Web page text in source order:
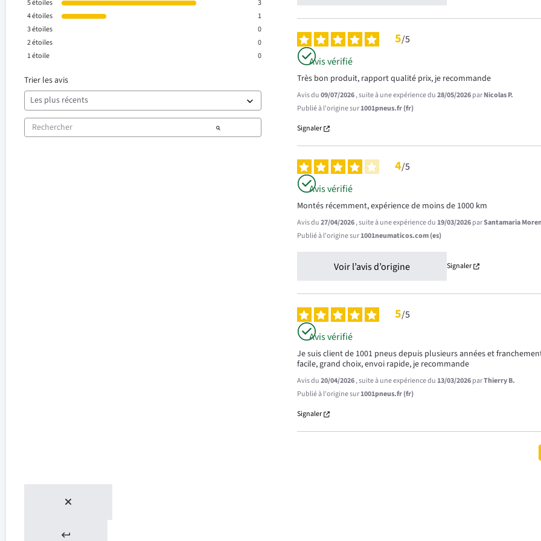
5étoiles
3
4étoiles
1
3étoiles
0
2étoiles
0
1étoile 0
Trier les avis
5/5
Avis vérifié
Très bon produit, rapport qualité prix, je recommande
Avis du09/07/2026, suite à une expérience du28/05/2026parNicolas P.
Publié à l'origine sur1001pneus.fr (fr)
Signaler
4/5
Avis vérifié
Montés récemment, expérience de moins de 1000 km
Avis du27/04/2026, suite à une expérience du19/03/2026parSantamaria
Publié à l'origine sur1001neumaticos.com (es)
Voir l’avis d’origine Signaler
5/5
Avis vérifié
Je suis client de 1001 pneus depuis plusieurs années et
facile, grand choix, envoi rapide, je recommande
Avis du20/04/2026, suite à une expérience du13/03/2026parThierry B.
Publié à l'origine sur1001pneus.fr (fr)
Signaler